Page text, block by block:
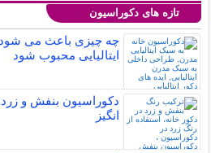
تازه های دکوراسیون
چه چیزی باعث می شود
ایتالیایی محبوب شود
دکوراسیون بنفش و
انگیز